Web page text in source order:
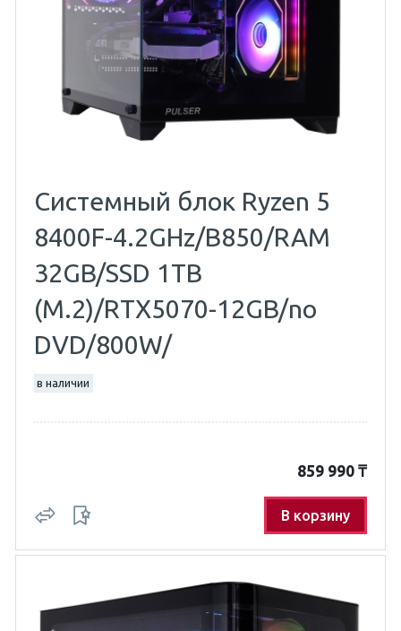
Системный блок Ryzen 5
8400F-4.2GHz/B850/RAM
32GB/SSD 1TB
(M.2)/RTX5070-12GB/no
DVD/800W/
в наличии
859 990 ₸
В корзину